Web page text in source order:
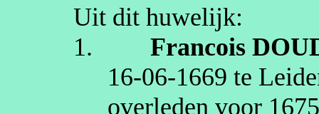
Uit dit huwelijk:
1.
Francois
16‑06‑1669 te
overledenvoor